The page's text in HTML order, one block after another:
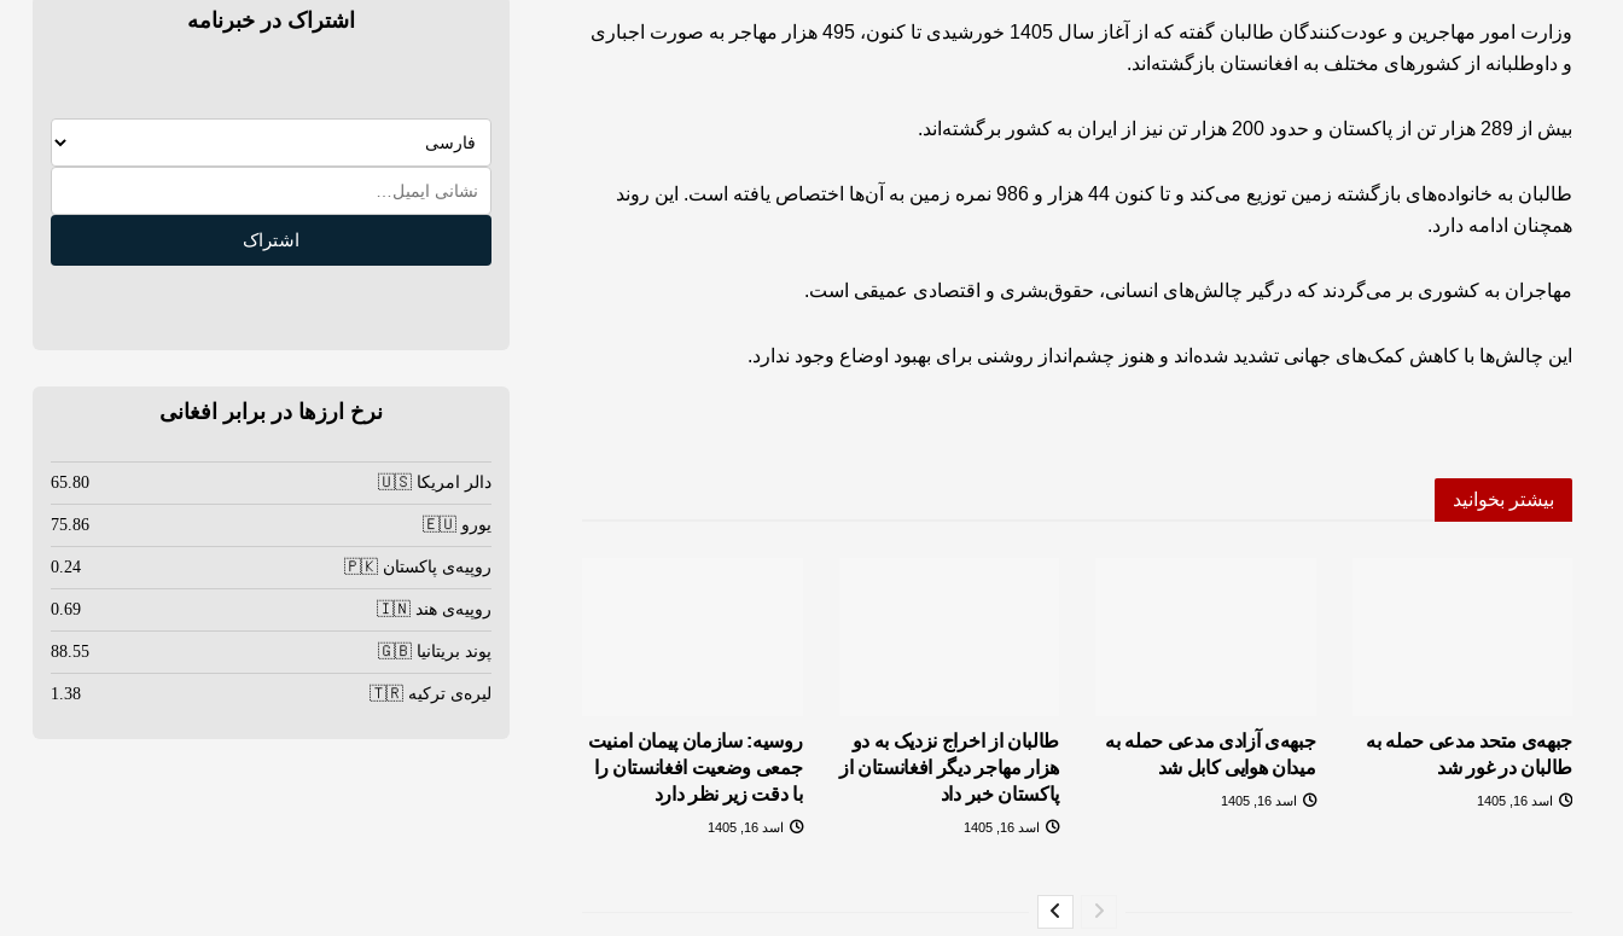
وزارت امور مهاجرین و عودت‌کنندگان طالبان گفته که از آغاز سال 1405 خورشیدی تا کنون، 495 هزار مهاجر به صورت اجباری
و داوطلبانه از کشورهای مختلف به افغانستان بازگشته‌اند.
بیش از 289 هزار تن از پاکستان و حدود 200 هزار تن نیز از ایران به کشور برگشته‌اند.
طالبان به خانواده‌های بازگشته زمین توزیع می‌کند و تا کنون 44 هزار و 986 نمره زمین به آن‌ها اختصاص یافته است. این روند
همچنان ادامه دارد.
مهاجران به کشوری بر می‌گردند که درگیر چالش‌های انسانی، حقوق‌بشری و اقتصادی عمیقی است.
این چالش‌ها با کاهش کمک‌های جهانی تشدید شده‌اند و هنوز چشم‌انداز روشنی برای بهبود اوضاع وجود ندارد.
بیشتر بخوانید
جبهه‌ی متحد مدعی حمله به
طالبان در غور شد
اسد 16, 1405
جبهه‌ی آزادی مدعی حمله به
میدان هوایی کابل شد
اسد 16, 1405
طالبان از اخراج نزدیک به دو
هزار مهاجر دیگر افغانستان از
پاکستان خبر داد
اسد 16, 1405
روسیه: سازمان پیمان امنیت
جمعی وضعیت افغانستان را
با دقت زیر نظر دارد
اسد 16, 1405
اشتراک در خبرنامه
اشتراک
نرخ ارزها در برابر افغانی
دالر امریکا 🇺🇸 65.80
یورو 🇪🇺 75.86
روپیه‌ی پاکستان 🇵🇰 0.24
روپیه‌ی هند 🇮🇳 0.69
پوند بریتانیا 🇬🇧 88.55
لیره‌ی ترکیه 🇹🇷 1.38